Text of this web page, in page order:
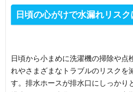
日頃の心がけで水漏れリス
日頃から小まめに洗濯機の掃除や点
れやさまざまなトラブルのリスクを
す。排水ホースが排水口にしっかり